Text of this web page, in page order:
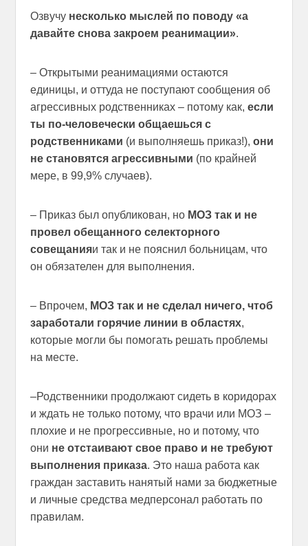
Озвучу несколько мыслей по поводу «а
давайте снова закроем реанимации».
– Открытыми реанимациями остаются
единицы, и оттуда не поступают сообщения об
агрессивных родственниках – потому как, если
ты по-человечески общаешься с
родственниками (и выполняешь приказ!), они
не становятся агрессивными (по крайней
мере, в 99,9% случаев).
– Приказ был опубликован, но МОЗ так и не
провел обещанного селекторного
совещанияи так и не пояснил больницам, что
он обязателен для выполнения.
– Впрочем, МОЗ так и не сделал ничего, чтоб
заработали горячие линии в областях,
которые могли бы помогать решать проблемы
на месте.
–Родственники продолжают сидеть в коридорах
и ждать не только потому, что врачи или МОЗ –
плохие и не прогрессивные, но и потому, что
они не отстаивают свое право и не требуют
выполнения приказа. Это наша работа как
граждан заставить нанятый нами за бюджетные
и личные средства медперсонал работать по
правилам.